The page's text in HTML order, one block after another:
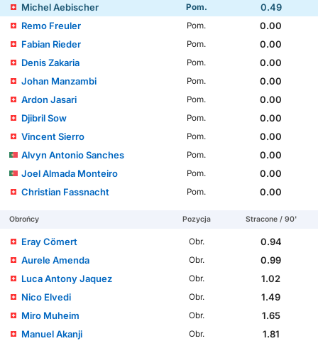
Michel Aebischer
Pom.
0.49
Remo Freuler
Pom.
0.00
Fabian Rieder
Pom.
0.00
Denis Zakaria
Pom.
0.00
Johan Manzambi
Pom.
0.00
Ardon Jasari
Pom.
0.00
Djibril Sow
Pom.
0.00
Vincent Sierro
Pom.
0.00
Alvyn Antonio Sanches
Pom.
0.00
Joel Almada Monteiro
Pom.
0.00
Christian Fassnacht
Pom. 0.00
Obrońcy Pozycja Stracone / 90'
Eray Cömert Obr.
0.94
Aurele Amenda
Obr.
0.99
Luca Antony Jaquez
Obr.
1.02
Nico Elvedi
Obr.
1.49
Miro Muheim
Obr.
1.65
Manuel Akanji
Obr.
1.81